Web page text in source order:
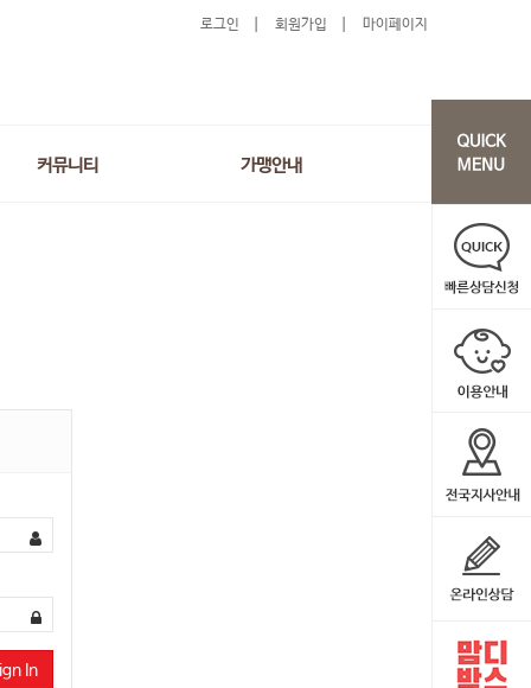
로그인 회원가입 마이페이지
커뮤니티 가맹안내
In